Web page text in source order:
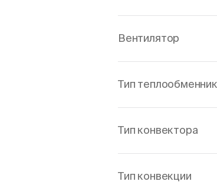
Вентилятор
Тип
Тип конвектора
Тип конвекции